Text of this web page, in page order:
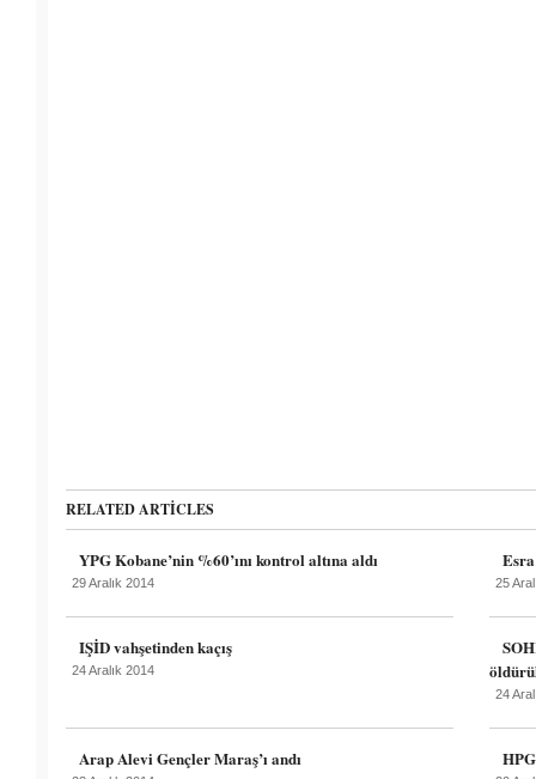
RELATED ARTICLES
YPG Kobane’nin %60’ını kontrol altına aldı
29 Aralık 2014 25
IŞİD vahşetinden kaçış
24 Aralık 2014
24
Arap Alevi Gençler Maraş’ı andı